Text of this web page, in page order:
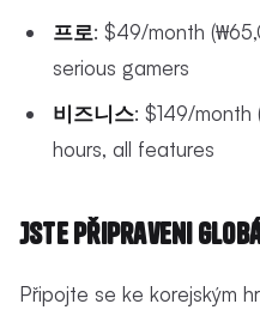
프로: $49/month
serious gamers
비즈니스: $149/
hours, all features
Jste připraveni
Připojte se ke korejským